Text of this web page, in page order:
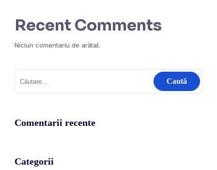
Recent Comments
Niciun comentariu de arătat.
Comentarii recente
Categorii